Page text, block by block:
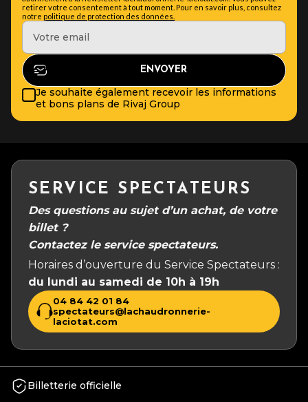
retirer votre consentement à tout moment. Pour en savoir plus, consultez
notre politique de protection des données.
Je souhaite également recevoir les informations
et bons plans de Rivaj Group
SERVICE SPECTATEURS
Des questions au sujet d’un achat, de votre
billet ?
Contactez le service spectateurs.
Horaires d’ouverture du Service Spectateurs :
du lundi au samedi de 10h à 19h
04 84 42 01 84
spectateurs@lachaudronnerie-
laciotat.com
Billetterie officielle